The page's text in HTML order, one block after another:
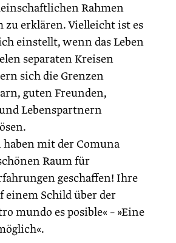
Rahmen
zu erklären. Vielleicht ist es
einstellt, wenn das Leben
separaten Kreisen
sich die Grenzen
guten Freunden,
Lebenspartnern
mit der Comuna
Raum für
geschaffen! Ihre
einem Schild über der
mundo es posible« – »Eine